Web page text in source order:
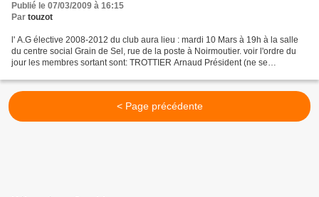
Publié le 07/03/2009 à 16:15
Par touzot
l' A.G élective 2008-2012 du club aura lieu : mardi 10 Mars à 19h à la salle
du centre social Grain de Sel, rue de la poste à Noirmoutier. voir l'ordre du
jour les membres sortant sont: TROTTIER Arnaud Président (ne se
< Page précédente